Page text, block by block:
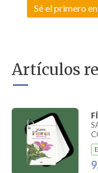
Sé el primero
Artículos